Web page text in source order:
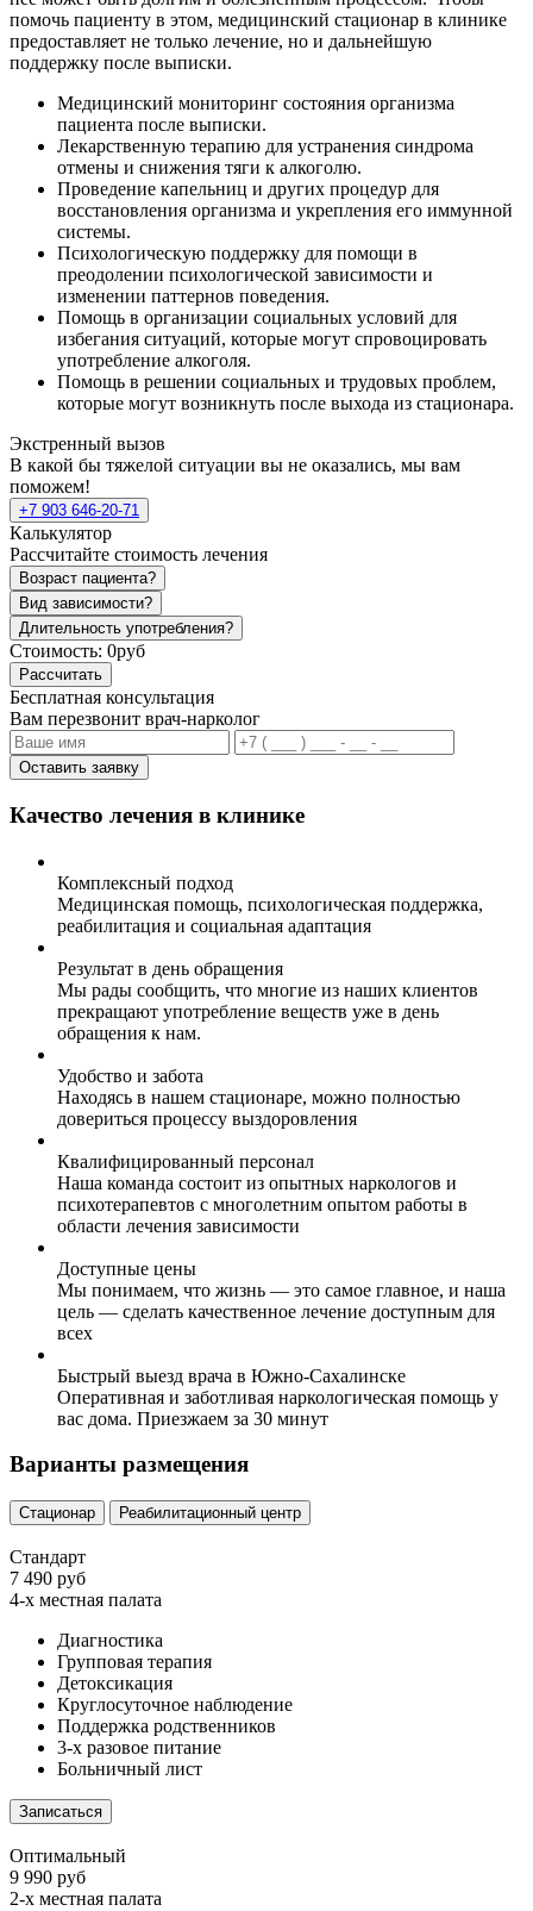
помочь пациенту в этом, медицинский стационар в клинике
предоставляет не только лечение, но и дальнейшую
поддержку после выписки.
Медицинский мониторинг состояния организма
пациента после выписки.
Лекарственную терапию для устранения синдрома
отмены и снижения тяги к алкоголю.
Проведение капельниц и других процедур для
восстановления организма и укрепления его иммунной
системы.
Психологическую поддержку для помощи в
преодолении психологической зависимости и
изменении паттернов поведения.
Помощь в организации социальных условий для
избегания ситуаций, которые могут спровоцировать
употребление алкоголя.
Помощь в решении социальных и трудовых проблем,
которые могут возникнуть после выхода из стационара.
Экстренный вызов
В какой бы тяжелой ситуации вы не оказались, мы вам
поможем!
+7 903 646-20-71
Калькулятор
Рассчитайте стоимость лечения
Возраст пациента?
Вид зависимости?
Длительность употребления?
Стоимость: 0руб
Рассчитать
Бесплатная консультация
Вам перезвонит врач-нарколог
Оставить заявку
Качество лечения в клинике
Комплексный подход
Медицинская помощь, психологическая поддержка,
реабилитация и социальная адаптация
Результат в день обращения
Мы рады сообщить, что многие из наших клиентов
прекращают употребление веществ уже в день
обращения к нам.
Удобство и забота
Находясь в нашем стационаре, можно полностью
довериться процессу выздоровления
Квалифицированный персонал
Наша команда состоит из опытных наркологов и
психотерапевтов с многолетним опытом работы в
области лечения зависимости
Доступные цены
Мы понимаем, что жизнь — это самое главное, и наша
цель — сделать качественное лечение доступным для
всех
Быстрый выезд врача в Южно-Сахалинске
Оперативная и заботливая наркологическая помощь у
вас дома. Приезжаем за 30 минут
Варианты размещения
Стационар Реабилитационный центр
Стандарт
7 490 руб
4-х местная палата
Диагностика
Групповая терапия
Детоксикация
Круглосуточное наблюдение
Поддержка родственников
3-х разовое питание
Больничный лист
Записаться
Оптимальный
9 990 руб
2-х местная палата